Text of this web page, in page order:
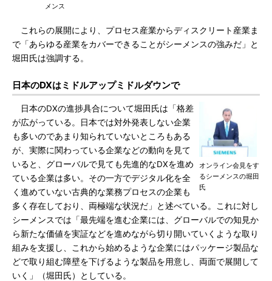
メンス
これらの展開により、プロセス産業からディスクリート産業ま
で「あらゆる産業をカバーできることがシーメンスの強みだ」と
堀田氏は強調する。
日本のDXはミドルアップミドルダウンで
オンライン会見をす
るシーメンスの堀田
氏
日本のDXの進捗具合について堀田氏は「格差
が広がっている。日本では対外発表しない企業
も多いのであまり知られていないところもある
が、実際に関わっている企業などの動向を見て
いると、グローバルで見ても先進的なDXを進め
ている企業は多い。その一方でデジタル化を全
く進めていない古典的な業務プロセスの企業も
多く存在しており、両極端な状況だ」と述べている。これに対し
シーメンスでは「最先端を進む企業には、グローバルでの知見か
ら新たな価値を実証などを進めながら切り開いていくような取り
組みを支援し、これから始めるような企業にはパッケージ製品な
どで取り組む障壁を下げるような製品を用意し、両面で展開して
いく」（堀田氏）としている。